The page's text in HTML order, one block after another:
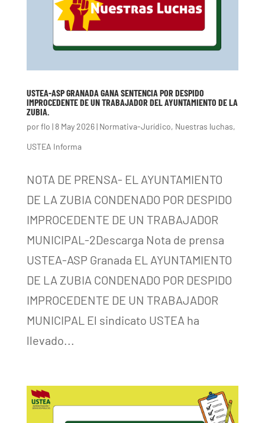
USTEA-ASP GRANADA GANA SENTENCIA POR DESPIDO
IMPROCEDENTE DE UN TRABAJADOR DEL AYUNTAMIENTO DE LA
ZUBIA.
porflo | 8 May 2026| Normativa-Jurídico, Nuestras luchas,
USTEA Informa
NOTA DE PRENSA- EL AYUNTAMIENTO
DE LA ZUBIA CONDENADO POR DESPIDO
IMPROCEDENTE DE UN TRABAJADOR
MUNICIPAL-2Descarga Nota de prensa
USTEA-ASP Granada EL AYUNTAMIENTO
DE LA ZUBIA CONDENADO POR DESPIDO
IMPROCEDENTE DE UN TRABAJADOR
MUNICIPAL El sindicato USTEA ha
llevado...